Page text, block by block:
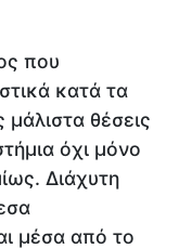
που
κατά τα
θέσεις
όχι μόνο
Διάχυτη
μέσα από το